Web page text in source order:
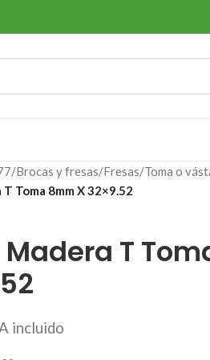
/Brocas y fresas/Fresas/Toma o
Toma 8mm X 32×9.52
Madera T
incluido